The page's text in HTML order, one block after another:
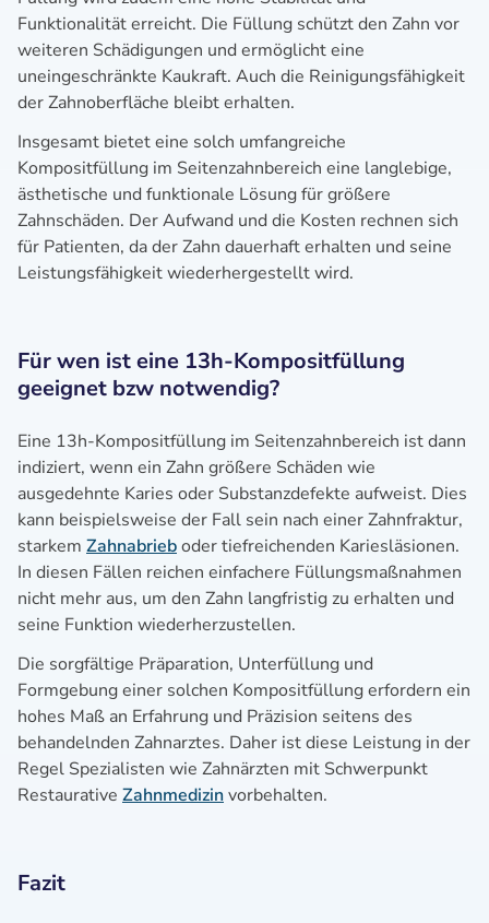
Funktionalität erreicht. Die Füllung schützt den Zahn vor
weiteren Schädigungen und ermöglicht eine
uneingeschränkte Kaukraft. Auch die Reinigungsfähigkeit
der Zahnoberfläche bleibt erhalten.
Insgesamt bietet eine solch umfangreiche
Kompositfüllung im Seitenzahnbereich eine langlebige,
ästhetische und funktionale Lösung für größere
Zahnschäden. Der Aufwand und die Kosten rechnen sich
für Patienten, da der Zahn dauerhaft erhalten und seine
Leistungsfähigkeit wiederhergestellt wird.
Für wen ist eine 13h-Kompositfüllung
geeignet bzw notwendig?
Eine 13h-Kompositfüllung im Seitenzahnbereich ist dann
indiziert, wenn ein Zahn größere Schäden wie
ausgedehnte Karies oder Substanzdefekte aufweist. Dies
kann beispielsweise der Fall sein nach einer Zahnfraktur,
starkem Zahnabrieboder tiefreichenden Kariesläsionen.
In diesen Fällen reichen einfachere Füllungsmaßnahmen
nicht mehr aus, um den Zahn langfristig zu erhalten und
seine Funktion wiederherzustellen.
Die sorgfältige Präparation, Unterfüllung und
Formgebung einer solchen Kompositfüllung erfordern ein
hohes Maß an Erfahrung und Präzision seitens des
behandelnden Zahnarztes. Daher ist diese Leistung in der
Regel Spezialisten wie Zahnärzten mit Schwerpunkt
Restaurative Zahnmedizinvorbehalten.
Fazit